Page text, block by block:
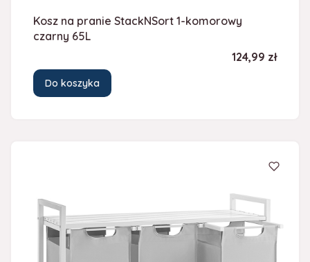
Kosz na pranie StackNSort 1-komorowy
czarny 65L
Cena
124,99 zł
Do koszyka